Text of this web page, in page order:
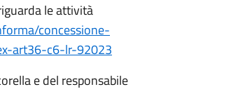
le attività
concessione-
art36-c6-lr-92023
e del responsabile